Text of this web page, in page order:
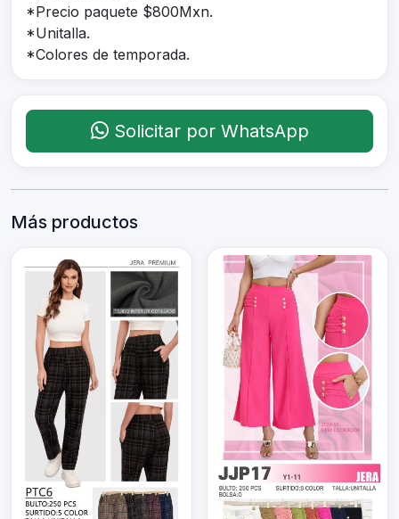
*Precio paquete $800Mxn.
*Unitalla.
*Colores de temporada.
Solicitar por WhatsApp
Más productos